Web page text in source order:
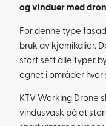
og vinduer med
For denne type
bruk av kjemikalier.
stort sett alle typer
egnet i områder
KTV Working Drone
vindusvask på et